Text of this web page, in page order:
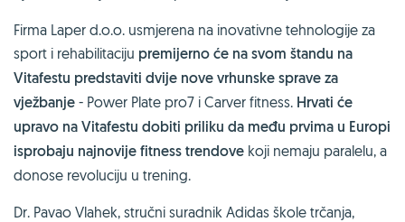
Firma Laper d.o.o. usmjerena na inovativne tehnologije za
sport i rehabilitaciju premijerno će na svom štandu na
Vitafestu predstaviti dvije nove vrhunske sprave za
vježbanje - Power Plate pro7 i Carver fitness. Hrvati će
upravo na Vitafestu dobiti priliku da među prvima u Europi
isprobaju najnovije fitness trendove koji nemaju paralelu, a
donose revoluciju u trening.
Dr. Pavao Vlahek, stručni suradnik Adidas škole trčanja,